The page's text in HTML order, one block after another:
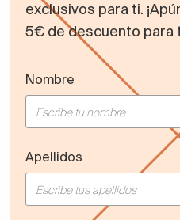
exclusivos para ti.
5€ de descuento para
Nombre
Apellidos